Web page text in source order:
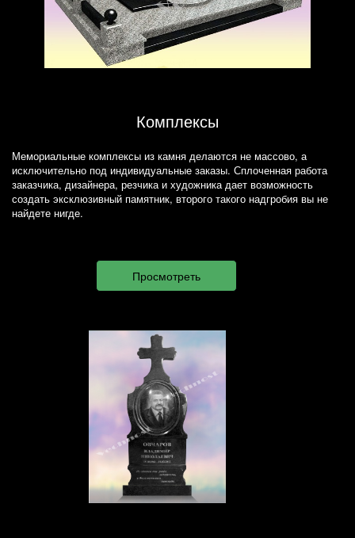
Комплексы
Мемориальные комплексы из камня делаются не массово, а
исключительно под индивидуальные заказы. Сплоченная работа
заказчика, дизайнера, резчика и художника дает возможность
создать эксклюзивный памятник, второго такого надгробия вы не
найдете нигде.